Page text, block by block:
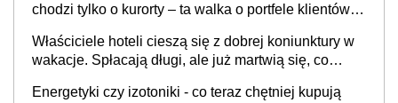
chodzi tylko o kurorty – ta walka o portfele klientów
cichu
Właściciele hoteli cieszą się z dobrej koniunktury w
wakacje. Spłacają długi, ale już martwią się, co
Energetyki czy izotoniki - co teraz chętniej kupują